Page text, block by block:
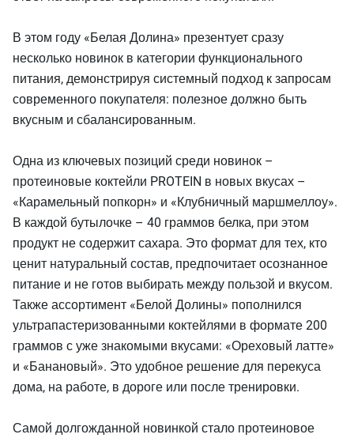
В этом году «Белая Долина» презентует сразу
несколько новинок в категории функционального
питания, демонстрируя системный подход к запросам
современного покупателя: полезное должно быть
вкусным и сбалансированным.
Одна из ключевых позиций среди новинок –
протеиновые коктейли PROTEIN в новых вкусах –
«Карамельный попкорн» и «Клубничный маршмеллоу».
В каждой бутылочке – 40 граммов белка, при этом
продукт не содержит сахара. Это формат для тех, кто
ценит натуральный состав, предпочитает осознанное
питание и не готов выбирать между пользой и вкусом.
Также ассортимент «Белой Долины» пополнился
ультрапастеризованными коктейлями в формате 200
граммов с уже знакомыми вкусами: «Ореховый латте»
и «Банановый». Это удобное решение для перекуса
дома, на работе, в дороге или после тренировки.
Самой долгожданной новинкой стало протеиновое